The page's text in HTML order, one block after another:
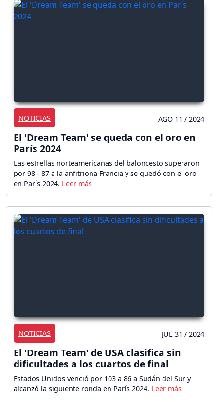
NOTICIAS AGO 11 / 2024
El 'Dream Team' se queda con el oro en
París 2024
Las estrellas norteamericanas del baloncesto superaron
por 98 - 87 a la anfitriona Francia y se quedó con el oro
en París 2024.
NOTICIAS JUL 31 / 2024
El 'Dream Team' de USA clasifica sin
dificultades a los cuartos de final
Estados Unidos venció por 103 a 86 a Sudán del Sur y
alcanzó la siguiente ronda en París 2024.